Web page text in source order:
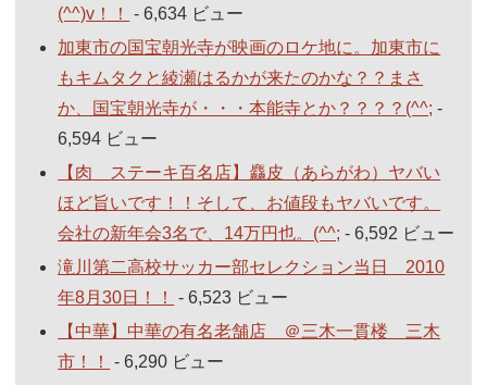
(^^)v！！
- 6,634 ビュー
加東市の国宝朝光寺が映画のロケ地に。加東市に
もキムタクと綾瀬はるかが来たのかな？？まさ
か、国宝朝光寺が・・・本能寺とか？？？？(^^; -
6,594 ビュー
【肉 ステーキ百名店】麤皮（あらがわ）ヤバい
ほど旨いです！！そして、お値段もヤバいです。
会社の新年会3名で、14万円也。(^^; - 6,592 ビュー
滝川第二高校サッカー部セレクション当日 2010
年8月30日！！
- 6,523 ビュー
【中華】中華の有名老舗店 ＠三木一貫楼 三木
市！！
- 6,290 ビュー